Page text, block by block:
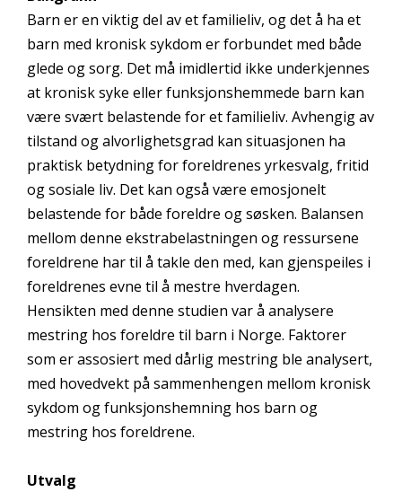
Barn er en viktig del av et familieliv, og det å ha et
barn med kronisk sykdom er forbundet med både
glede og sorg. Det må imidlertid ikke underkjennes
at kronisk syke eller funksjonshemmede barn kan
være svært belastende for et familieliv. Avhengig av
tilstand og alvorlighetsgrad kan situasjonen ha
praktisk betydning for foreldrenes yrkesvalg, fritid
og sosiale liv. Det kan også være emosjonelt
belastende for både foreldre og søsken. Balansen
mellom denne ekstrabelastningen og ressursene
foreldrene har til å takle den med, kan gjenspeiles i
foreldrenes evne til å mestre hverdagen.
Hensikten med denne studien var å analysere
mestring hos foreldre til barn i Norge. Faktorer
som er assosiert med dårlig mestring ble analysert,
med hovedvekt på sammenhengen mellom kronisk
sykdom og funksjonshemning hos barn og
mestring hos foreldrene.
Utvalg